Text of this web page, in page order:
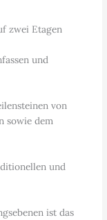
zwei Etagen
und
von
sowie dem
und
ist das